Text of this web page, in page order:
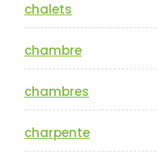
chalets
chambre
chambres
charpente